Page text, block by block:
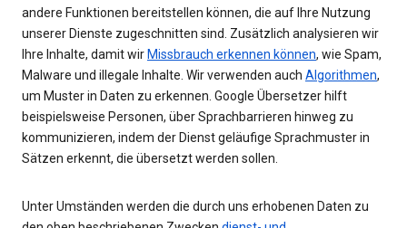
andere Funktionen bereitstellen können, die auf Ihre Nutzung
unserer Dienste zugeschnitten sind. Zusätzlich analysieren wir
Ihre Inhalte, damit wir Missbrauch erkennen können, wie Spam,
Malware und illegale Inhalte. Wir verwenden auch Algorithmen,
um Muster in Daten zu erkennen. Google Übersetzer hilft
beispielsweise Personen, über Sprachbarrieren hinweg zu
kommunizieren, indem der Dienst geläufige Sprachmuster in
Sätzen erkennt, die übersetzt werden sollen.
Unter Umständen werden die durch uns erhobenen Daten zu